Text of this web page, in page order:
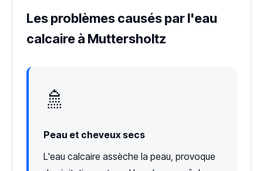
Les problèmes causés par l'eau
calcaire à Muttersholtz
🚿
Peau et cheveux secs
L'eau calcaire assèche la peau, provoque